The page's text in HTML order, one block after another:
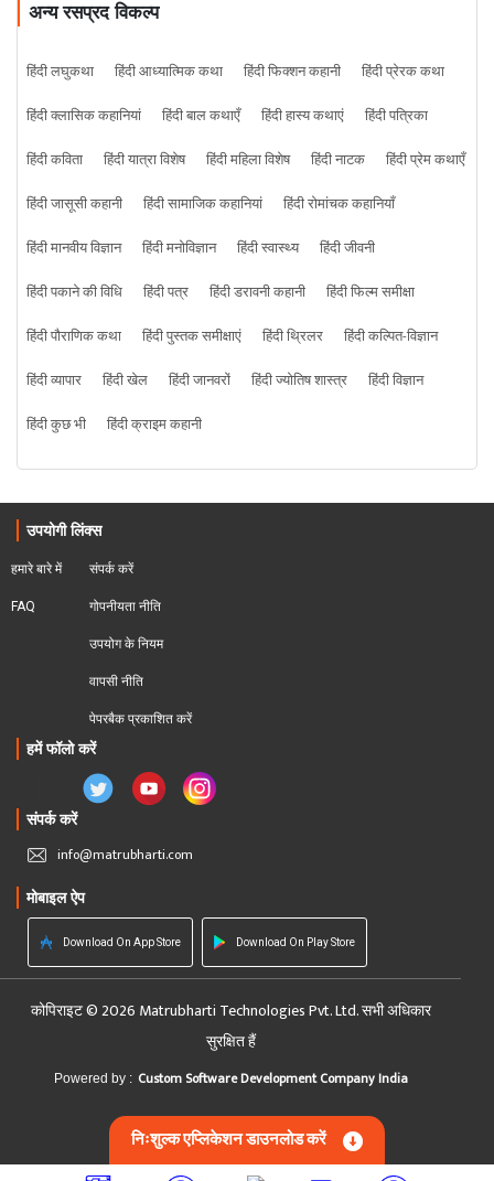
अन्य रसप्रद विकल्प
हिंदी लघुकथा हिंदी आध्यात्मिक कथा हिंदी फिक्शन कहानी
हिंदी प्रेरक कथा
हिंदी क्लासिक कहानियां
हिंदी बाल कथाएँ हिंदी हास्य कथाएं
हिंदी पत्रिका
हिंदी कविता
हिंदी यात्रा विशेष हिंदी महिला विशेष हिंदी नाटक
हिंदी प्रेम कथाएँ
हिंदी जासूसी कहानी
हिंदी सामाजिक कहानियां
हिंदी रोमांचक कहानियाँ
हिंदी मानवीय विज्ञान
हिंदी मनोविज्ञान हिंदी स्वास्थ्य
हिंदी जीवनी
हिंदी पकाने की विधि
हिंदी पत्र हिंदी डरावनी कहानी
हिंदी फिल्म समीक्षा
हिंदी पौराणिक कथा
हिंदी पुस्तक समीक्षाएं हिंदी थ्रिलर
हिंदी कल्पित-विज्ञान
हिंदी व्यापार
हिंदी खेल हिंदी जानवरों हिंदी ज्योतिष शास्त्र
हिंदी विज्ञान
हिंदी कुछ भी
हिंदी क्राइम कहानी
उपयोगी लिंक्स
हमारे बारे में
FAQ
संपर्क करें
गोपनीयता नीति
उपयोग के नियम
वापसी नीति
पेपरबैक प्रकाशित करें
हमें फॉलो करें
संपर्क करें
info@matrubharti.com
मोबाइल ऐप
Download On App Store Download On Play Store
कोपिराइट © 2026 Matrubharti Technologies Pvt. Ltd. सभी अधिकार
सुरक्षित हैं
Powered by : Custom Software Development Company India
निःशुल्क एप्लिकेशन डाउनलोड करें